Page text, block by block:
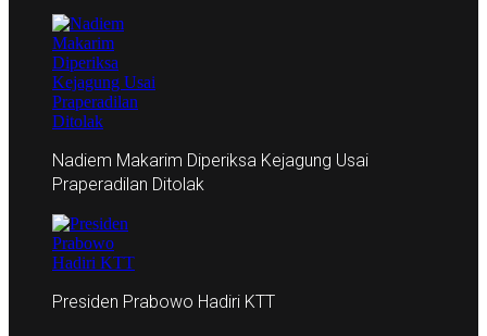
Nadiem Makarim Diperiksa Kejagung Usai
Praperadilan Ditolak
Presiden Prabowo Hadiri KTT